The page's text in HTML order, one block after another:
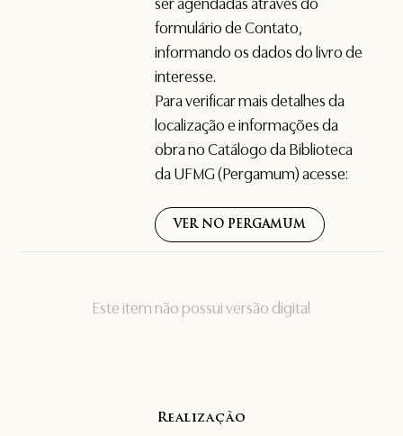
Este item não possui versão digital
ser agendadas através do
formulário deContato,
informando os dados do livro de
interesse.
Para verificar mais detalhes da
localização e informações da
obra no Catálogo da Biblioteca
da UFMG (Pergamum) acesse:
VER NO PERGAMUM
Realização